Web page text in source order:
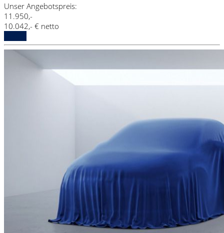
Unser Angebotspreis:
11.950,-
10.042,- € netto